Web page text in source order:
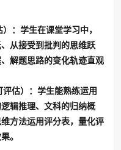
：学生在课堂学习中，
从接受到批判的思维跃
解题思路的变化轨迹直观
估）：学生能熟练运用
辑推理、文科的归纳概
方法运用评分表，量化评
。